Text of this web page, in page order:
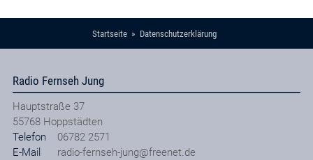
Startseite Datenschutzerklärung
Radio Fernseh Jung
Hauptstraße 37
55768 Hoppstädten
Telefon
06782 2571
E-Mail
radio-fernseh-jung@freenet.de